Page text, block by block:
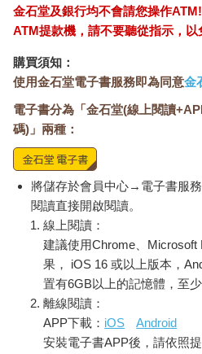
金石堂及銀行均不會請您操作
ATM提款機，請不要聽從指示，以
購買須知：
使用金石堂電子書服務即為同意金
電子書分為「金石堂(線上閱讀
碼)」兩種：
將儲存於會員中心→電子書服
閱讀直接開啟閱讀。
線上閱讀：
建議使用Chrome、Microsoft
果， iOS 16 或以上版本，
置有6GB以上的記憶體，至
離線閱讀：
APP下載： iOS
Android
安裝電子書APP後，請依照